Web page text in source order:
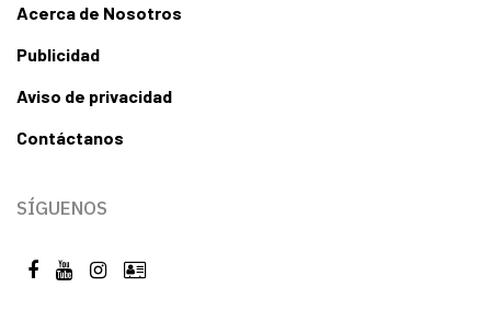
Acerca de Nosotros
Publicidad
Aviso de privacidad
Contáctanos
SÍGUENOS